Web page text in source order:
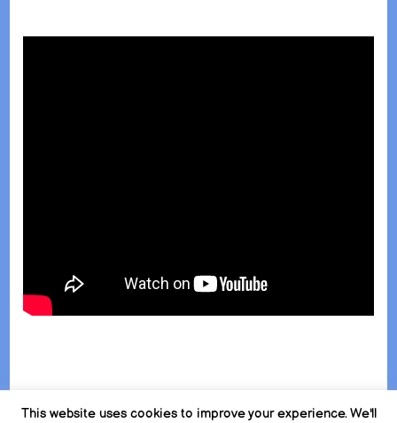
This website uses cookies to improve your experience. We'll